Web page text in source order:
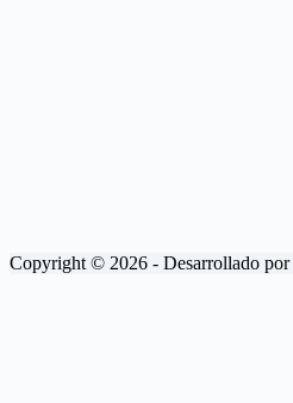
Copyright © 2026 - Desarrollado por